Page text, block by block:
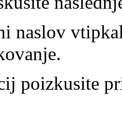
naslov
poizkusite